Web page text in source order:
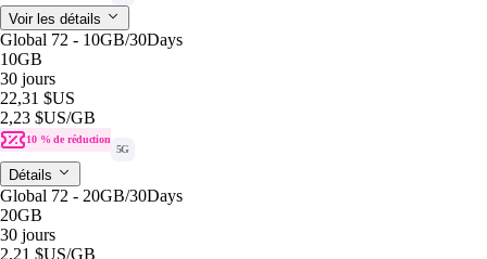
Voir les détails
Global 72 - 10GB/30Days
10GB
30 jours
22,31 $US
2,23 $US/GB
10 % de réduction
5G
Détails
Global 72 - 20GB/30Days
20GB
30 jours
2,21 $US/GB